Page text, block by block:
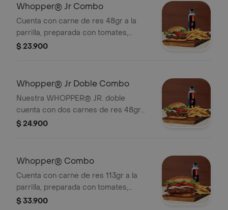
papas.
Whopper® Jr Combo
Cuenta con carne de res 48gr a la
parrilla, preparada con tomates,
lechuga recién cortada, mayonesa,
ajonjolí tostado perfectamente. Con
papas a la francesa y tu bebida
favorita!
$ 23.900
Whopper® Jr Doble Combo
Nuestra WHOPPER® JR. doble
cuenta con dos carnes de res 48gr
c/u a la parrilla, con tomates, lechuga,
papas a la francesa y tu bebida
favorita!
$ 24.900
Whopper® Combo
Cuenta con carne de res 113gr a la
parrilla, preparada con tomates,
lechuga recién cortada, mayonesa,
$ 33.900